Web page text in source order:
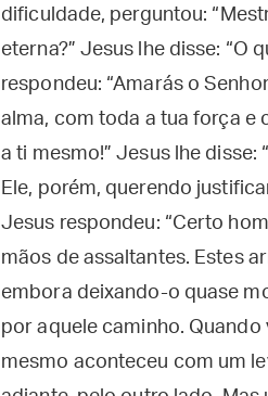
dificuldade, perguntou:
eterna?” Jesus lhe disse: “O
respondeu: “Amarás o
alma, com toda a tua força e
a ti mesmo!” Jesus lhe disse:
Ele, porém, querendo
Jesus respondeu: “Certo
mãos de assaltantes. Estes
embora deixando-o quase
por aquele caminho.
mesmo aconteceu com um